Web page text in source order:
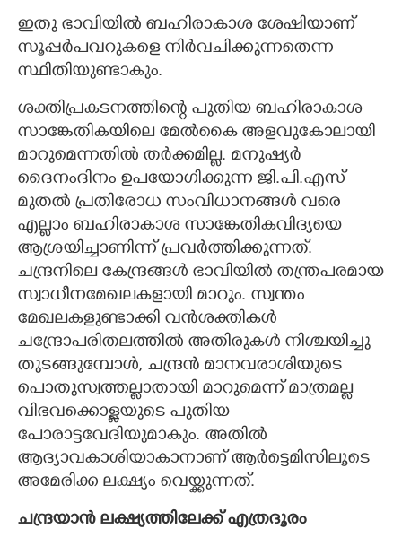
ഇതു ഭാവിയിൽ ബഹിരാകാശ ശേഷിയാണ്
സൂപ്പർപവറുകളെ നിർവചിക്കുന്നതെന്ന
സ്ഥിതിയുണ്ടാകും.
ശക്തിപ്രകടനത്തിന്റെ പുതിയ ബഹിരാകാശ
സാങ്കേതികയിലെ മേൽകൈ അളവുകോലായി
മാറുമെന്നതിൽ തർക്കമില്ല. മനുഷ്യർ
ദൈനംദിനം ഉപയോഗിക്കുന്ന ജി.പി.എസ്
മുതൽ പ്രതിരോധ സംവിധാനങ്ങൾ വരെ
എല്ലാം ബഹിരാകാശ സാങ്കേതികവിദ്യയെ
ആശ്രയിച്ചാണിന്ന് പ്രവർത്തിക്കുന്നത്.
ചന്ദ്രനിലെ കേന്ദ്രങ്ങൾ ഭാവിയിൽ തന്ത്രപരമായ
സ്വാധീനമേഖലകളായി മാറും. സ്വന്തം
മേഖലകളുണ്ടാക്കി വൻശക്തികൾ
ചന്ദ്രോപരിതലത്തിൽ അതിരുകൾ നിശ്ചയിച്ചു
തുടങ്ങുമ്പോൾ, ചന്ദ്രൻ മാനവരാശിയുടെ
പൊതുസ്വത്തല്ലാതായി മാറുമെന്ന് മാത്രമല്ല
വിഭവക്കൊള്ളയുടെ പുതിയ
പോരാട്ടവേദിയുമാകും. അതിൽ
ആദ്യാവകാശിയാകാനാണ് ആർട്ടെമിസിലൂടെ
അമേരിക്ക ലക്ഷ്യം വെയ്ക്കുന്നത്.
ചന്ദ്രയാൻ ലക്ഷ്യത്തിലേക്ക് എത്രദൂരം